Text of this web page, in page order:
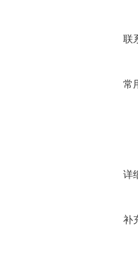
联
常
详
补